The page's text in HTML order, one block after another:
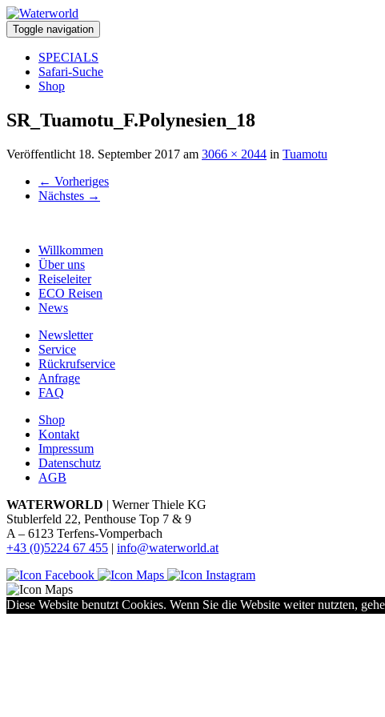
Toggle navigation
SPECIALS
Safari-Suche
Shop
SR_Tuamotu_F.Polynesien_18
Veröffentlicht 18. September 2017 am 3066 × 2044 in Tuamotu
← Vorheriges
Nächstes →
Willkommen
Über uns
Reiseleiter
ECO Reisen
News
Newsletter
Service
Rückrufservice
Anfrage
FAQ
Shop
Kontakt
Impressum
Datenschutz
AGB
WATERWORLD | Werner Thiele KG
Stublerfeld 22, Penthouse Top 7 & 9
A – 6123 Terfens-Vomperbach
+43 (0)5224 67 455 | info@waterworld.at
Diese Website benutzt Cookies. Wenn Sie die Website weiter nutzten,